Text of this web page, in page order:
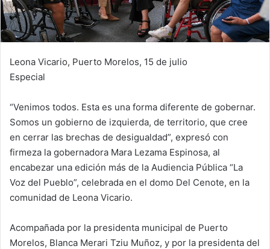
Leona Vicario, Puerto Morelos, 15 de julio
Especial
“Venimos todos. Esta es una forma diferente de gobernar.
Somos un gobierno de izquierda, de territorio, que cree
en cerrar las brechas de desigualdad”, expresó con
firmeza la gobernadora Mara Lezama Espinosa, al
encabezar una edición más de la Audiencia Pública “La
Voz del Pueblo”, celebrada en el domo Del Cenote, en la
comunidad de Leona Vicario.
Acompañada por la presidenta municipal de Puerto
Morelos, Blanca Merari Tziu Muñoz, y por la presidenta del